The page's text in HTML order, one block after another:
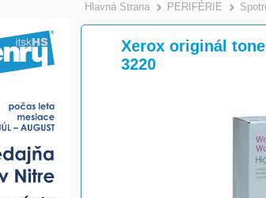
Hlavná Strana >
PERIFÉRIE
Xerox originál
3220